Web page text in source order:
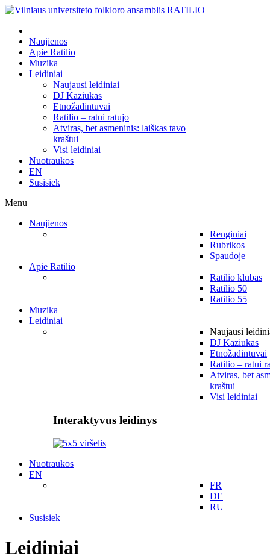
Naujienos
Apie Ratilio
Muzika
Leidiniai
Naujausi leidiniai
DJ Kaziukas
Etnožadintuvai
Ratilio – ratui ratujo
Atviras, bet asmeninis: laiškas tavo
kraštui
Visi leidiniai
Nuotraukos
EN
Susisiek
Menu
Naujienos
Renginiai
Rubrikos
Spaudoje
Apie Ratilio
Ratilio klubas
Ratilio 50
Ratilio 55
Muzika
Leidiniai
Naujausi
DJ Kaziukas
Etnožadintuvai
Ratilio – ratui
Atviras, bet
kraštui
Visi leidiniai
Interaktyvus leidinys
Nuotraukos
EN
FR
DE
RU
Susisiek
Leidiniai